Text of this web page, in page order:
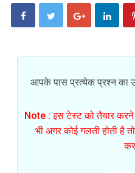
आपके पास प्रत्येक प्रश्न का
Note : इस टेस्ट को तैयार करने
भी अगर कोई गलती होती है